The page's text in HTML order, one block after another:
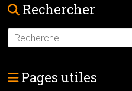
Rechercher
Pages utiles